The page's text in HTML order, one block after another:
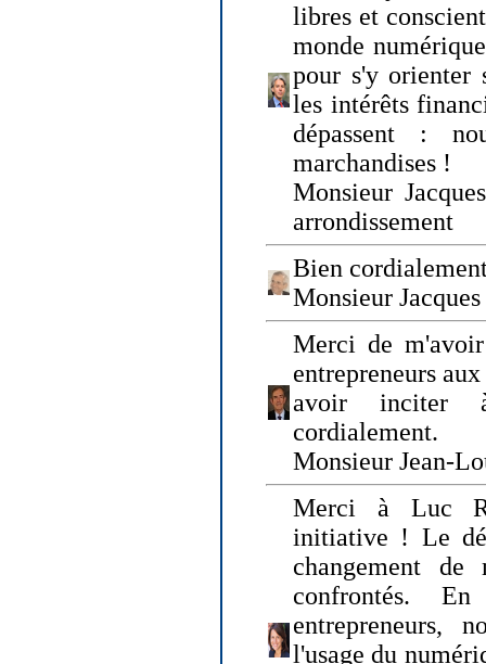
libres et
monde
pour s'y orienter
les intérêts
dépassent :
marchandises !
Monsieur
arrondissement
Bien
Monsieur
Merci de
entrepreneurs
avoir inciter
cordialement.
Monsieur Jean-
Merci à Luc
initiative ! Le
changement de
confrontés.
entrepreneurs,
l'usage du